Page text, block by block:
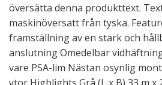
översätta denna produkttext.
maskinöversatt från tyska.
framställning av en stark och
anslutning Omedelbar
vare PSA-lim Nästan osynlig